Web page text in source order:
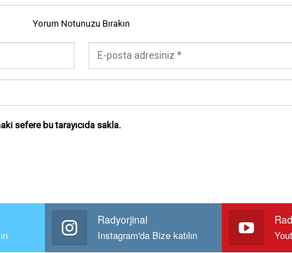
Yorum Notunuzu Bırakın
sefere bu tarayıcıda sakla.
Radyorjinal
Instagram'da Bize katılın